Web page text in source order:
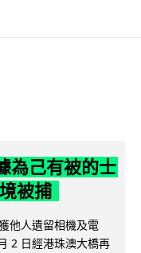
為己有被的士
被捕
他人遺留相機及電
2 日經港珠澳大橋再